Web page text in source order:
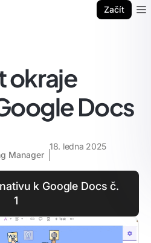
Začít
okraje
Docs
Manager
18. ledna 2025
k Google Docs č.
1